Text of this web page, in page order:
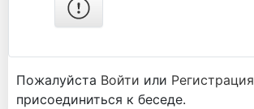
Пожалуйста Войти или Регистрация
присоединиться к беседе.